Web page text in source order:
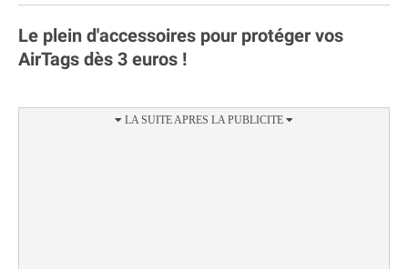
Le plein d'accessoires pour protéger vos
AirTags dès 3 euros !